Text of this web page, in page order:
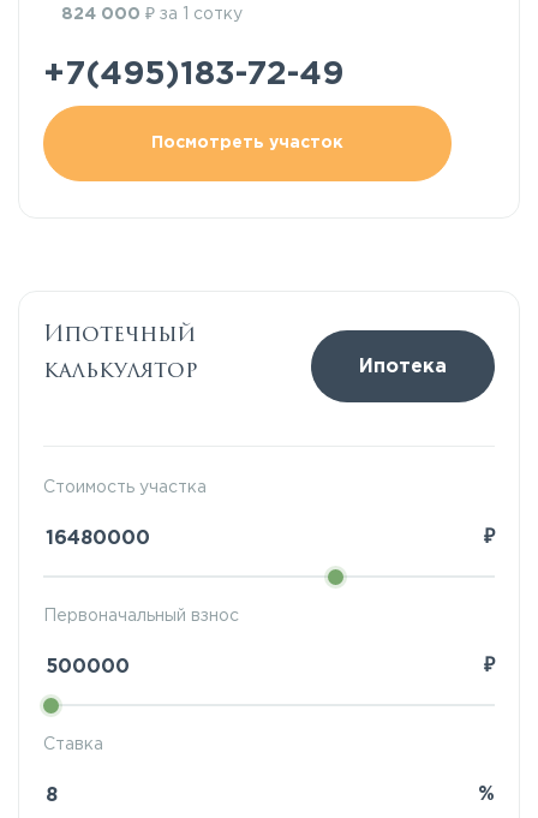
824 000 ₽ за 1 сотку
+7(495)183-72-49
Посмотреть участок
Ипотечный
калькулятор
Ипотека
Стоимость участка
₽
Ставка
%
Первоначальный взнос
₽